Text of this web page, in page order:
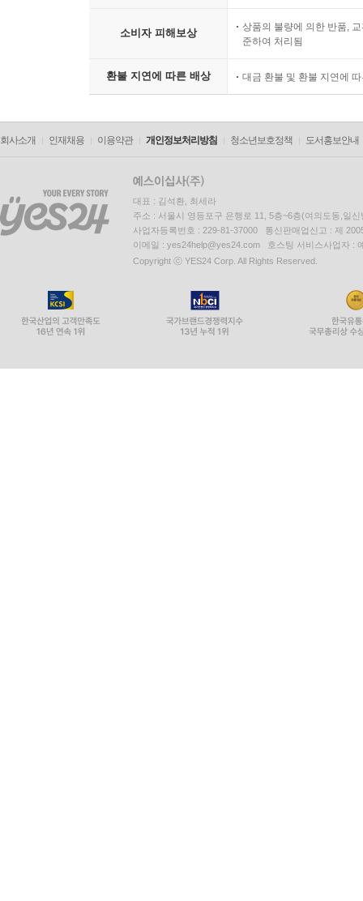
소비자 피해보상
상품의 불량에 의한 반품,
준하여 처리됨
환불 지연에 따른 배상 대금 환불 및 환불 지연에
회사소개 인재채용 이용약관 개인정보처리방침 청소년보호정책 도서홍보안내
대표 : 김석환, 최세라
주소 : 서울시 영등포구 은행로 11, 5층~6층(여의도동,일신
사업자등록번호 : 229-81-37000 통신판매업신고 : 제
이메일 : yes24help@yes24.com 호스팅 서비스사업자 :
Copyright ⓒ YES24 Corp. All Rights Reserved.